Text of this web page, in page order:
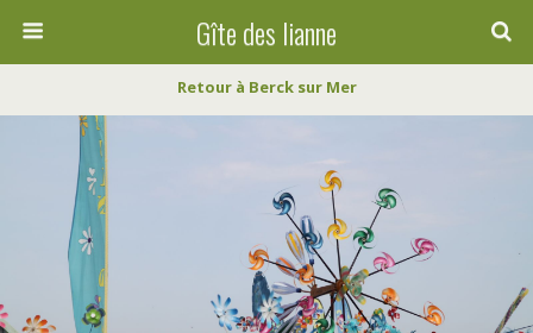
Gîte des lianne
Retour à Berck sur Mer